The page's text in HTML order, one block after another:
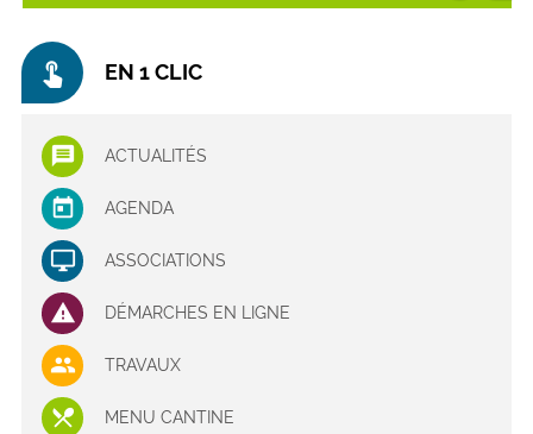
touch_app EN 1 CLIC
ACTUALITÉS
AGENDA
ASSOCIATIONS
DÉMARCHES EN LIGNE
TRAVAUX
MENU CANTINE